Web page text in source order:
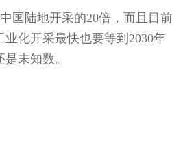
国陆地开采的20倍，而且目前
化开采最快也要等到 2030年
未知数。